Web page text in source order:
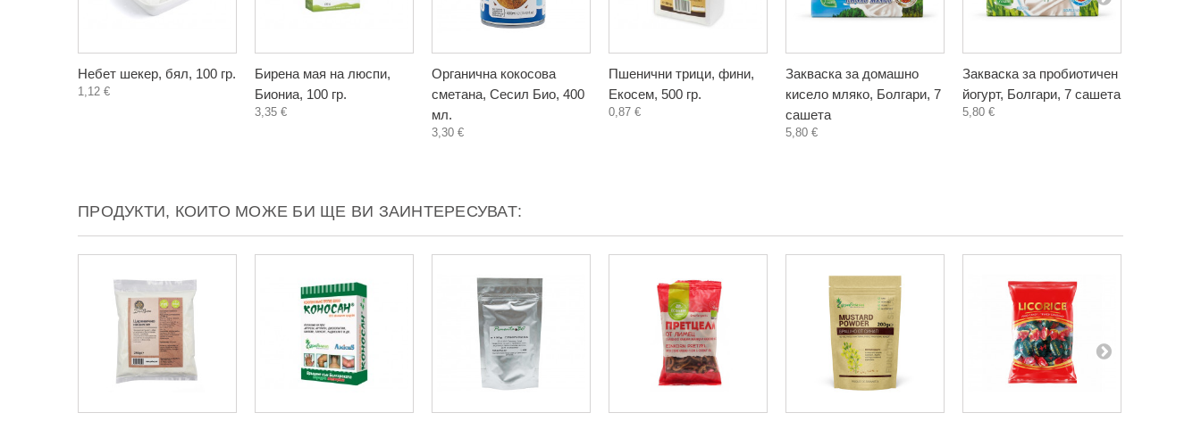
Небет шекер, бял, 100 гр.
1,12 €
Бирена мая на люспи,
Биониа, 100 гр.
3,35 €
Органична кокосова
сметана, Сесил Био, 400
мл.
3,30 €
Пшенични трици, фини,
Екосем, 500 гр.
0,87 €
Закваска за домашно
кисело мляко, Болгари, 7
сашета
5,80 €
Закваска за пробиотичен
йогурт, Болгари, 7 сашета
5,80 €
ПРОДУКТИ, КОИТО МОЖЕ БИ ЩЕ ВИ ЗАИНТЕРЕСУВАТ: